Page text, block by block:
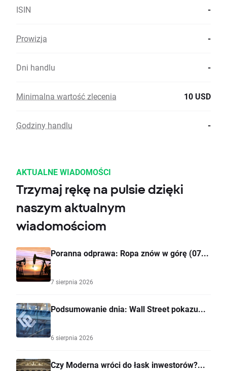
ISIN -
Prowizja -
Dni handlu -
Minimalna wartość zlecenia 10 USD
Godziny handlu -
AKTUALNE WIADOMOŚCI
Trzymaj rękę na pulsie dzięki
naszym aktualnym
wiadomościom
Poranna odprawa: Ropa znów w górę (07...
7 sierpnia 2026
Podsumowanie dnia: Wall Street pokazu...
6 sierpnia 2026
Czy Moderna wróci do łask inwestorów?...